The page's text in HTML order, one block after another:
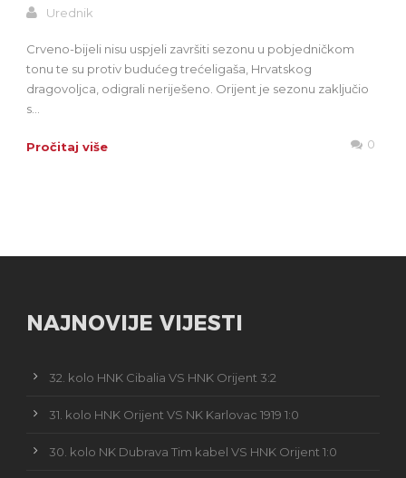
Urednik
Crveno-bijeli nisu uspjeli završiti sezonu u pobjedničkom
tonu te su protiv budućeg trećeligaša, Hrvatskog
dragovoljca, odigrali neriješeno. Orijent je sezonu zaključio
s...
Pročitaj više 0
NAJNOVIJE VIJESTI
32. kolo HNK Cibalia VS HNK Orijent 3:2
31. kolo HNK Orijent VS NK Karlovac 1919 1:0
30. kolo NK Dubrava Tim kabel VS HNK Orijent 1:0